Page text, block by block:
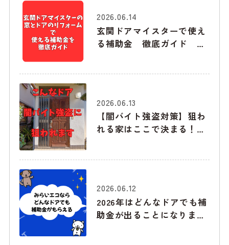
2026.06.14
玄関ドアマイスターで使え
る補助金 徹底ガイド
2026.06.13
【闇バイト強盗対策】狙わ
れる家はここで決まる！下
2026.06.12
2026年はどんなドアでも補
助金が出ることになりまし